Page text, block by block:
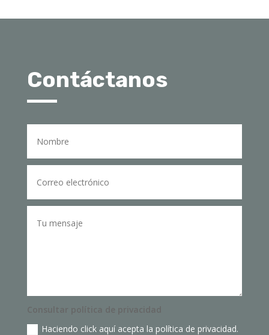
Contáctanos
Haciendo click aquí acepta la política de privacidad.